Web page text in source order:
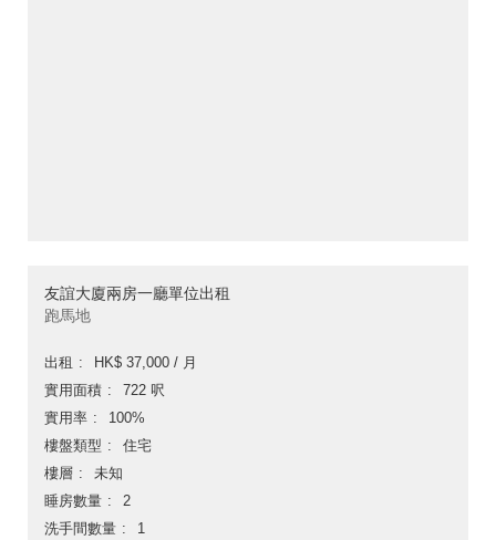
友誼大廈兩房一廳單位出租
跑馬地
出租
HK$ 37,000 / 月
實用面積
722 呎
實用率
100%
樓盤類型
住宅
樓層
未知
睡房數量
2
洗手間數量
1